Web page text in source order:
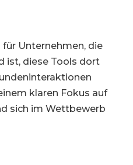
Unternehmen, die
ist, diese Tools dort
klaren Fokus auf
sich im Wettbewerb